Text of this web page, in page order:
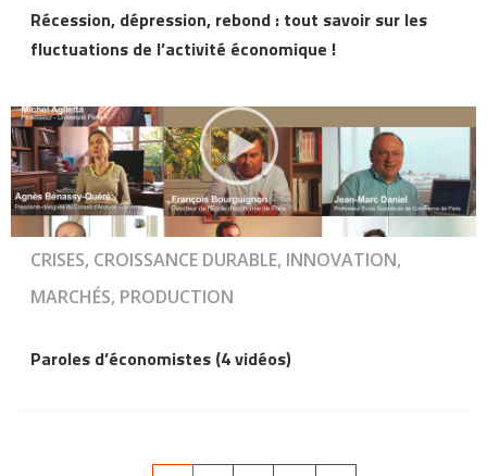
Récession, dépression, rebond : tout savoir sur les
fluctuations de l’activité économique !
CRISES, CROISSANCE DURABLE, INNOVATION,
MARCHÉS, PRODUCTION
Paroles d’économistes (4 vidéos)